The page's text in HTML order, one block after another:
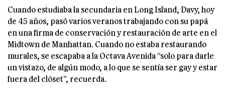
Cuando estudiaba la secundaria en Long Island, Davy, hoy
de 45 años, pasó varios veranos trabajando con su papá
en una firma de conservación y restauración de arte en el
Midtown de Manhattan. Cuando no estaba restaurando
murales, se escapaba a la Octava Avenida “solo para darle
un vistazo, de algún modo, a lo que se sentía ser gay y estar
fuera del clóset”, recuerda.